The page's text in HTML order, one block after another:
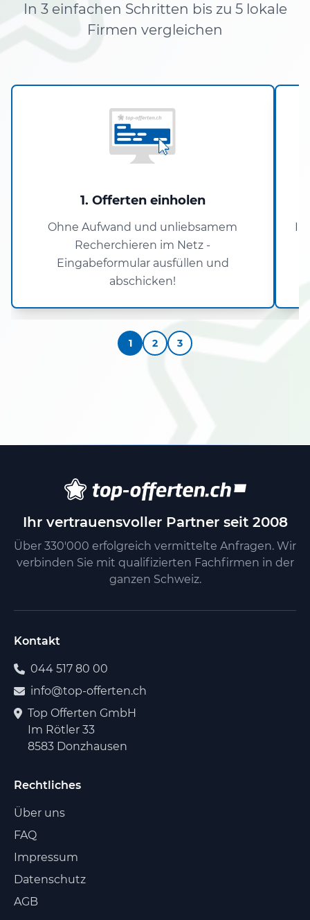
In 3 einfachen Schritten bis zu 5 lokale
Firmen vergleichen
1. Offerten einholen
Ohne Aufwand und unliebsamem
Recherchieren im Netz -
Eingabeformular ausfüllen und
abschicken!
1 2 3
Ihr vertrauensvoller Partner seit 2008
Über 330'000 erfolgreich vermittelte Anfragen. Wir
verbinden Sie mit qualifizierten Fachfirmen in der
ganzen Schweiz.
Kontakt
044 517 80 00
info@top-offerten.ch
Top Offerten GmbH
Im Rötler 33
8583 Donzhausen
Rechtliches
Über uns
FAQ
Impressum
Datenschutz
AGB